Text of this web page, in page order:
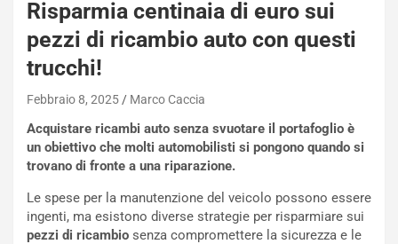
Risparmia centinaia di euro sui
pezzi di ricambio auto con questi
trucchi!
Febbraio 8, 2025 Marco Caccia
Acquistare ricambi auto senza svuotare il portafoglio è
un obiettivo che molti automobilisti si pongono quando si
trovano di fronte a una riparazione.
Le spese per la manutenzione del veicolo possono essere
ingenti, ma esistono diverse strategie per risparmiare sui
pezzi di ricambio senza compromettere la sicurezza e le